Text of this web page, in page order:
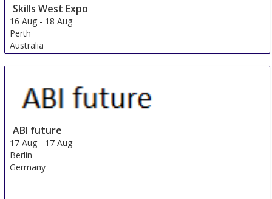
Skills West Expo
16 Aug - 18 Aug
Perth
Australia
ABI future
17 Aug - 17 Aug
Berlin
Germany